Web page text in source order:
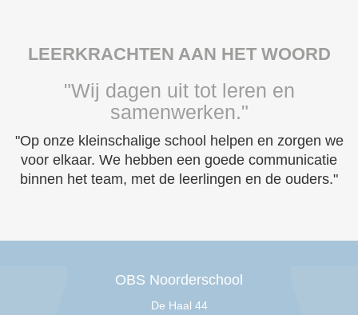
LEERKRACHTEN AAN HET WOORD
"Wij dagen uit tot leren en
samenwerken."
"Op onze kleinschalige school helpen en zorgen we
voor elkaar. We hebben een goede communicatie
binnen het team, met de leerlingen en de ouders."
OBS Noorderschool
De Haal 44